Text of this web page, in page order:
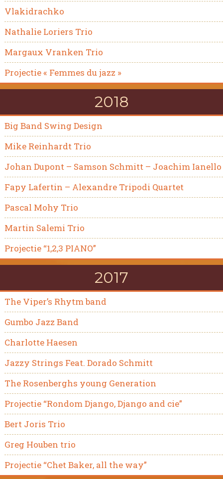
Vlakidrachko
Nathalie Loriers Trio
Margaux Vranken Trio
Projectie « Femmes du jazz »
2018
Big Band Swing Design
Mike Reinhardt Trio
Johan Dupont – Samson Schmitt – Joachim Ianello
Fapy Lafertin – Alexandre Tripodi Quartet
Pascal Mohy Trio
Martin Salemi Trio
Projectie “1,2,3 PIANO”
2017
The Viper’s Rhytm band
Gumbo Jazz Band
Charlotte Haesen
Jazzy Strings Feat. Dorado Schmitt
The Rosenberghs young Generation
Projectie “Rondom Django, Django and cie”
Bert Joris Trio
Greg Houben trio
Projectie “Chet Baker, all the way”